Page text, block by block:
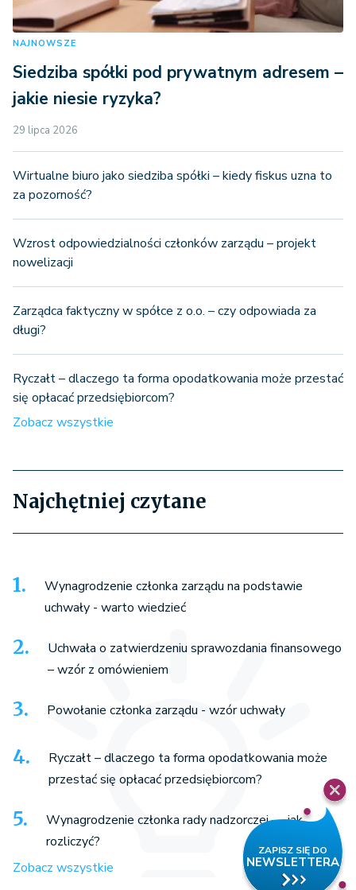
NAJNOWSZE
Siedziba spółki pod prywatnym adresem –
jakie niesie ryzyka?
29 lipca 2026
Wirtualne biuro jako siedziba spółki – kiedy fiskus uzna to
za pozorność?
Wzrost odpowiedzialności członków zarządu – projekt
nowelizacji
Zarządca faktyczny w spółce z o.o. – czy odpowiada za
długi?
Ryczałt – dlaczego ta forma opodatkowania może przestać
się opłacać przedsiębiorcom?
Zobacz wszystkie
Najchętniej czytane
Wynagrodzenie członka zarządu na podstawie
uchwały - warto wiedzieć
Uchwała o zatwierdzeniu sprawozdania finansowego
– wzór z omówieniem
Powołanie członka zarządu - wzór uchwały
Ryczałt – dlaczego ta forma opodatkowania może
przestać się opłacać przedsiębiorcom?
Wynagrodzenie członka rady nadzorczej — jak
rozliczyć?
Zobacz wszystkie